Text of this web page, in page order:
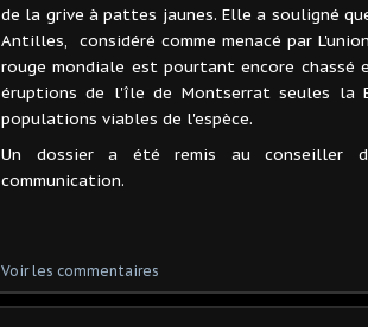
de la grive à pattes jaunes. Elle a souligné
Antilles, considéré comme menacé par
rouge mondiale est pourtant encore chassé
éruptions de l'île de Montserrat seules la
populations viables de l'espèce.
Un dossier a été remis au conseiller
communication.
Voir les commentaires